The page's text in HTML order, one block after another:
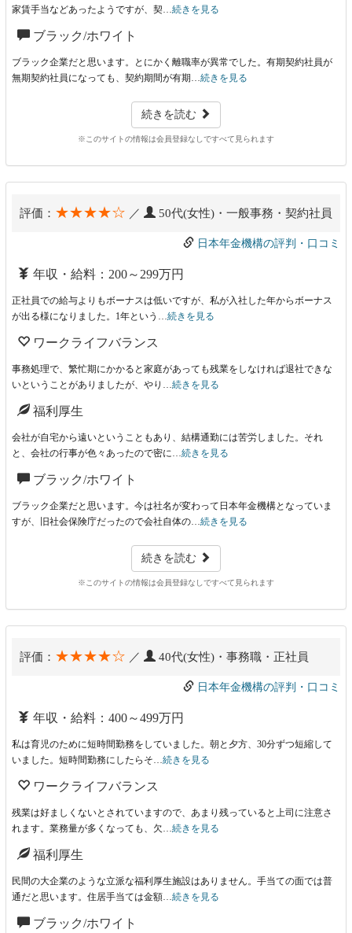
家賃手当などあったようですが、契… 続きを見る
ブラック/ホワイト
ブラック企業だと思います。とにかく離職率が異常でした。有期契約社員が
無期契約社員になっても、契約期間が有期… 続きを見る
続きを読む
※このサイトの情報は会員登録なしですべて見られます
評価： ★★★★☆ ／ 50代(女性)・一般事務・契約社員
日本年金機構の評判・口コミ
年収・給料：200～299万円
正社員での給与よりもボーナスは低いですが、私が入社した年からボーナス
が出る様になりました。1年という… 続きを見る
ワークライフバランス
事務処理で、繁忙期にかかると家庭があっても残業をしなければ退社できな
いということがありましたが、やり… 続きを見る
福利厚生
会社が自宅から遠いということもあり、結構通勤には苦労しました。それ
と、会社の行事が色々あったので密に… 続きを見る
ブラック/ホワイト
ブラック企業だと思います。今は社名が変わって日本年金機構となっていま
すが、旧社会保険庁だったので会社自体の… 続きを見る
続きを読む
※このサイトの情報は会員登録なしですべて見られます
評価： ★★★★☆ ／ 40代(女性)・事務職・正社員
日本年金機構の評判・口コミ
年収・給料：400～499万円
私は育児のために短時間勤務をしていました。朝と夕方、30分ずつ短縮して
いました。短時間勤務にしたらそ… 続きを見る
ワークライフバランス
残業は好ましくないとされていますので、あまり残っていると上司に注意さ
れます。業務量が多くなっても、欠… 続きを見る
福利厚生
民間の大企業のような立派な福利厚生施設はありません。手当ての面では普
通だと思います。住居手当ては金額… 続きを見る
ブラック/ホワイト